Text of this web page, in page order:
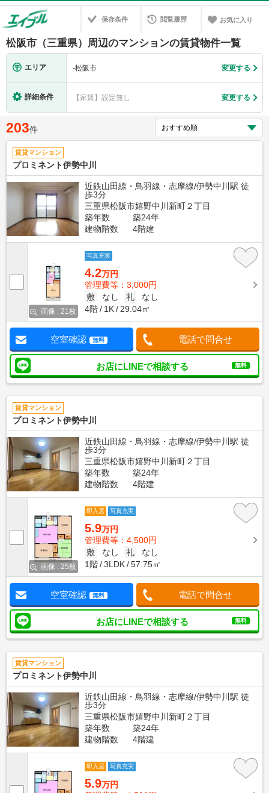
保存条件 閲覧履歴 お気に入り
松阪市（三重県）周辺のマンションの賃貸物件一覧
エリア -松阪市 変更する
詳細条件 【家賃】設定無し 変更する
203件
賃貸マンション
プロミネント伊勢中川
近鉄山田線・鳥羽線・志摩線/伊勢中川駅 徒
歩3分
三重県松阪市嬉野中川新町２丁目
築年数
築24年
建物階数
4階建
画像 : 21枚
写真充実
4.2万円
管理費等：3,000円
敷
なし 礼
なし
4階
1K 29.04㎡
空室確認 無料 電話で問合せ
お店にLINEで相談する 無料
賃貸マンション
プロミネント伊勢中川
近鉄山田線・鳥羽線・志摩線/伊勢中川駅 徒
歩3分
三重県松阪市嬉野中川新町２丁目
築年数
築24年
建物階数
4階建
画像 : 25枚
即入居 写真充実
5.9万円
管理費等：4,500円
敷
なし 礼
なし
1階
3LDK 57.75㎡
空室確認 無料 電話で問合せ
お店にLINEで相談する 無料
賃貸マンション
プロミネント伊勢中川
近鉄山田線・鳥羽線・志摩線/伊勢中川駅 徒
歩3分
三重県松阪市嬉野中川新町２丁目
築年数
築24年
建物階数
4階建
即入居 写真充実
5.9万円